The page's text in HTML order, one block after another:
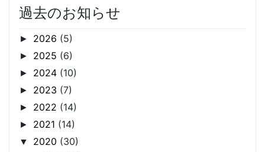
過去のお知らせ
► 2026 (5)
► 2025 (6)
► 2024 (10)
► 2023 (7)
► 2022 (14)
► 2021 (14)
▼ 2020 (30)